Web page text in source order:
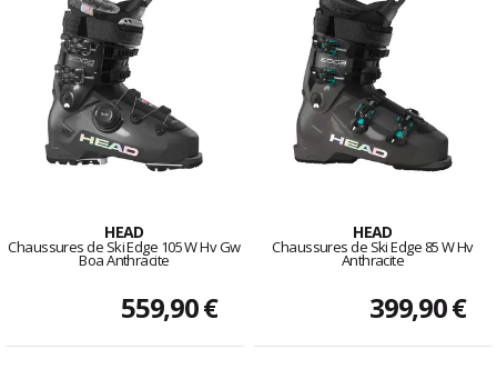
HEAD
Chaussures de Ski Edge 105 W Hv Gw
Boa Anthracite
559,90 €
HEAD
Chaussures de Ski Edge 85 W Hv
Anthracite
399,90 €